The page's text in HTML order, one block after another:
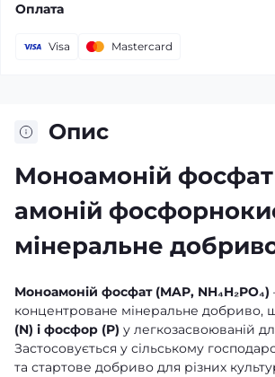
Оплата
Visa Mastercard
Опис
Моноамоній фосфат
амоній
мінеральне
Моноамоній фосфат (MAP, NH₄H₂PO₄)
концентроване мінеральне добриво,
(N) і фосфор (P) у легкозасвоюваній
Застосовується у сільському
та стартове добриво для різних